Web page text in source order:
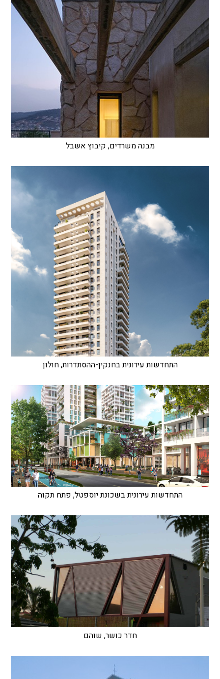
מבנה משרדים, קיבוץ אשבל
התחדשות עירונית בחנקין-ההסתדרות, חולון
התחדשות עירונית בשכונת יוספטל, פתח תקוה
חדר כושר, שוהם